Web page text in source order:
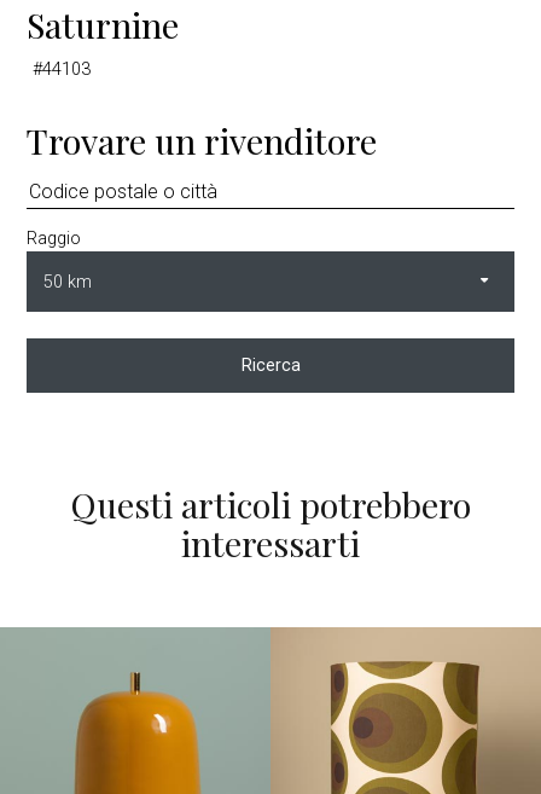
Saturnine
#44103
Trovare un rivenditore
Raggio
Ricerca
Questi articoli potrebbero
interessarti